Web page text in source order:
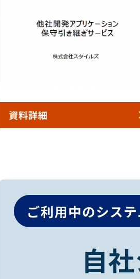
資料詳細
ご利用中のシス
自